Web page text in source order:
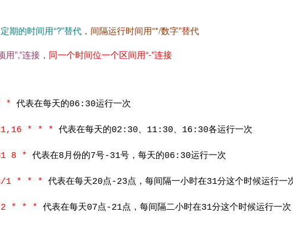
定期的时间用“?”替代 ， 间隔运行时间用“*/数字”替代
用”,”连接 ， 同一个时间位一个区间用“-”连接
* 代表在每天的06:30运行一次
* * * 代表在每天的02:30、11:30、16:30各运行一次
8 * 代表在8月份的7号-31号，每天的06:30运行一次
1 * * * 代表在每天20点-23点，每间隔一小时在31分这个时候运行一
2 * * * 代表在每天07点-21点，每间隔二小时在31分这个时候运行一次